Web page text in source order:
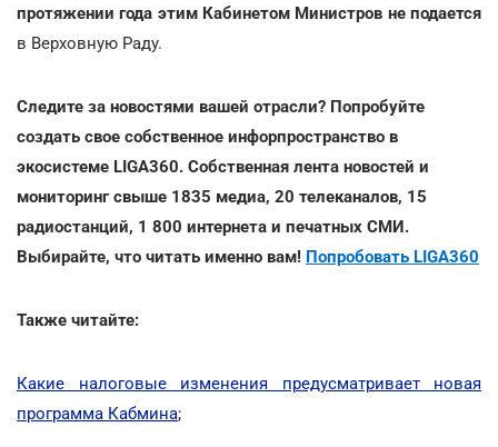
протяжении года этим Кабинетом Министров не подается
в Верховную Раду.
Следите за новостями вашей отрасли? Попробуйте
создать свое собственное инфорпространство в
экосистеме LIGA360. Собственная лента новостей и
мониторинг свыше 1835 медиа, 20 телеканалов, 15
радиостанций, 1 800 интернета и печатных СМИ.
Выбирайте, что читать именно вам! Попробовать LIGA360
Также читайте:
Какие налоговые изменения предусматривает новая
программа Кабмина;